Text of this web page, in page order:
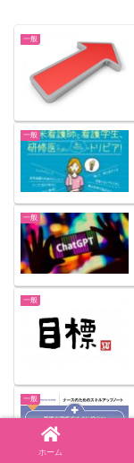
一般
一般
一般
一般
一般
ホーム